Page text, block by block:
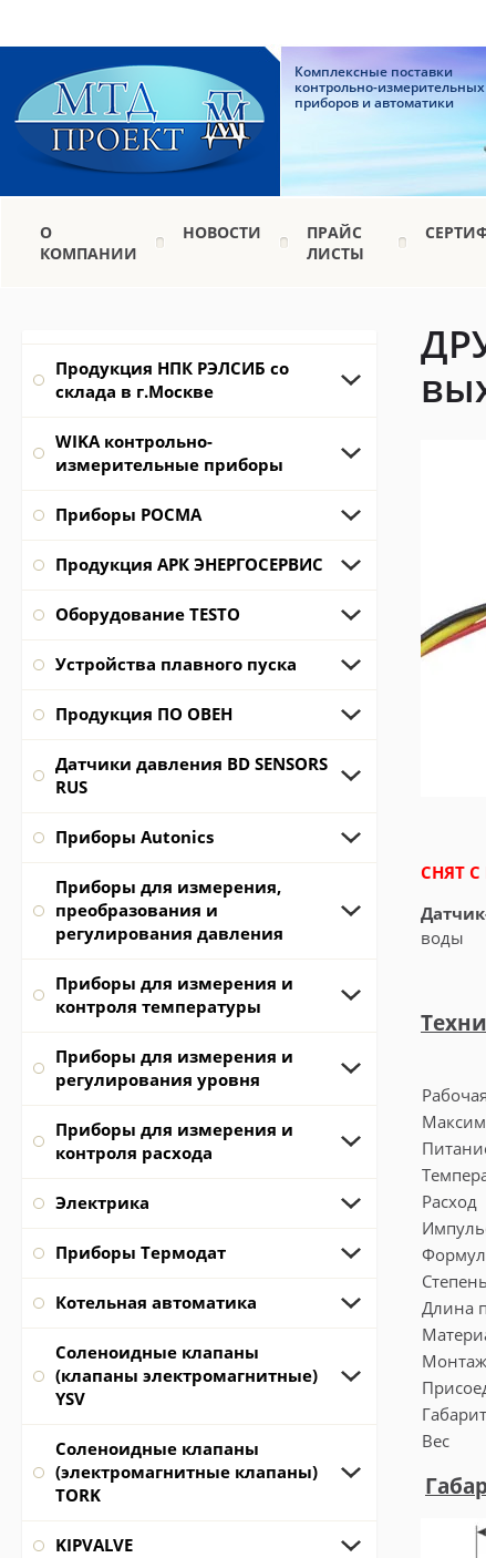
Комплексные поставки
контрольно-измерительных
приборов и автоматики
О
КОМПАНИИ
НОВОСТИ
ПРАЙС
ЛИСТЫ
Продукция НПК РЭЛСИБ со
склада в г.Москве
WIKA контрольно-
измерительные приборы
Приборы РОСМА
Продукция АРК ЭНЕРГОСЕРВИС
Оборудование TESTO
Устройства плавного пуска
Продукция ПО ОВЕН
Датчики давления BD SENSORS
RUS
Приборы Autonics
Приборы для измерения,
преобразования и
регулирования давления
Приборы для измерения и
контроля температуры
Приборы для измерения и
регулирования уровня
Приборы для измерения и
контроля расхода
Электрика
Приборы Термодат
Котельная автоматика
Соленоидные клапаны
(клапаны электромагнитные)
YSV
Соленоидные клапаны
(электромагнитные клапаны)
TORK
KIPVALVE
СНЯТ
воды
Расход
Длина
Вес